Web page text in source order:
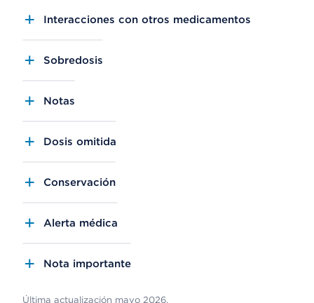
Interacciones con otros medicamentos
Sobredosis
Notas
Dosis omitida
Conservación
Alerta médica
Nota importante
Última actualización mayo 2026.